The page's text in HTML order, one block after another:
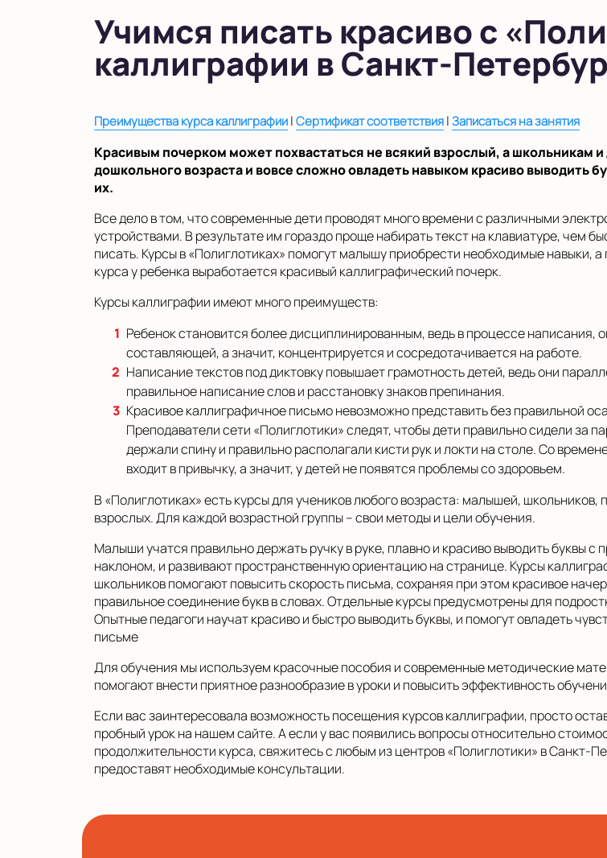
Учимся писать красиво с
каллиграфии в Санкт-
Преимущества курса каллиграфии|Сертификат соответствия|Записаться на занятия
Красивым почерком может похвастаться не всякий взрослый, а школьникам
дошкольного возраста и вовсе сложно овладеть навыком красиво выводить
их.
Все дело в том, что современные дети проводят много времени с различными
устройствами. В результате им гораздо проще набирать текст на клавиатуре, чем
писать. Курсы в «Полиглотиках» помогут малышу приобрести необходимые навыки,
курса у ребенка выработается красивый каллиграфический почерк.
Курсы каллиграфии имеют много преимуществ:
Ребенок становится более дисциплинированным, ведь в процессе написания,
составляющей, а значит, концентрируется и сосредотачивается на работе.
Написание текстов под диктовку повышает грамотность детей, ведь они
правильное написание слов и расстановку знаков препинания.
Красивое каллиграфичное письмо невозможно представить без правильной
Преподаватели сети «Полиглотики» следят, чтобы дети правильно сидели за
держали спину и правильно располагали кисти рук и локти на столе. Со
входит в привычку, а значит, у детей не появятся проблемы со здоровьем.
В «Полиглотиках» есть курсы для учеников любого возраста: малышей, школьников,
взрослых. Для каждой возрастной группы – свои методы и цели обучения.
Малыши учатся правильно держать ручку в руке, плавно и красиво выводить буквы с
наклоном, и развивают пространственную ориентацию на странице. Курсы
школьников помогают повысить скорость письма, сохраняя при этом красивое
правильное соединение букв в словах. Отдельные курсы предусмотрены для
Опытные педагоги научат красиво и быстро выводить буквы, и помогут овладеть
письме
Для обучения мы используем красочные пособия и современные методические
помогают внести приятное разнообразие в уроки и повысить эффективность
Если вас заинтересовала возможность посещения курсов каллиграфии, просто
пробный урок на нашем сайте. А если у вас появились вопросы относительно
продолжительности курса, свяжитесь с любым из центров «Полиглотики» в Санкт-
предоставят необходимые консультации.